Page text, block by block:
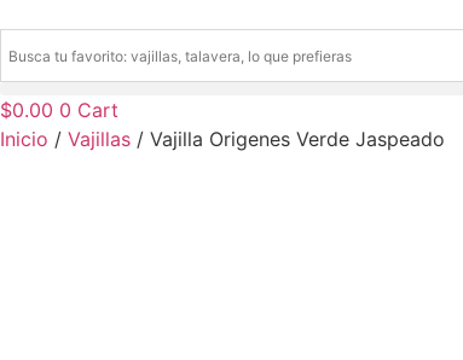
$0.00 0 Cart
Inicio / Vajillas / Vajilla Origenes Verde Jaspeado